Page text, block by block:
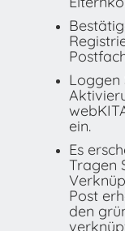
Loggen
ein.
Es
Tragen
Post
den